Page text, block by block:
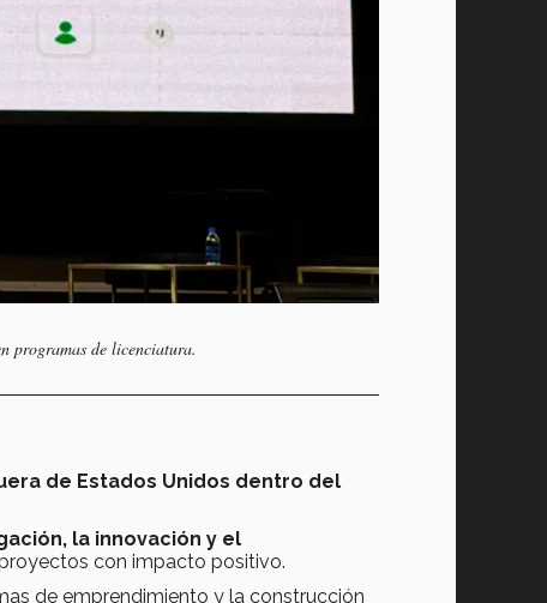
programas de licenciatura.
de Estados Unidos dentro del
la innovación y el
con impacto positivo.
de emprendimiento y la construcción